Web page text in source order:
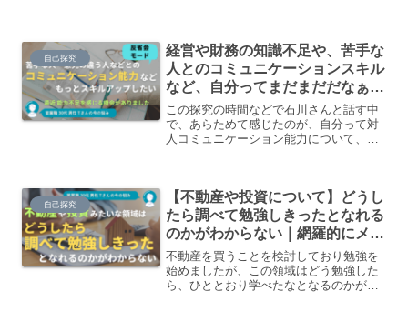
自己探究
経営や財務の知識不足や、苦手な
人とのコミュニケーションスキル
など、自分ってまだまだだなぁと
感じる機会が最近ありました
この探究の時間などで石川さんと話す中
で、あらためて感じたのが、自分って対
人コミュニケーション能力について、結
くいったところもあったなと、感じたり
もしています。まだまだ成長の余地があ
る嬉しさもありつつ、ちょっと情けない
というか……反省モードの最近です。
自己探究
【不動産や投資について】どうし
たら調べて勉強しきったとなれる
のかがわからない｜網羅的にメリ
ットデメリットを学習するために
は？
不動産を買うことを検討しており勉強を
始めましたが、この領域はどう勉強した
ら、ひととおり学べたなとなるのかがわ